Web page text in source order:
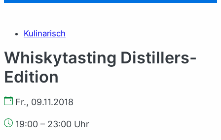
Kulinarisch
Whiskytasting Distillers-
Edition
Fr., 09.11.2018
19:00 – 23:00 Uhr